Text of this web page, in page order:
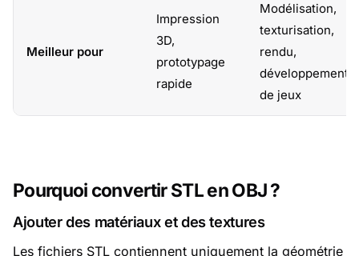
Meilleur pour
Impression
3D,
prototypage
rapide
Modélisation,
texturisation,
rendu,
développement
de jeux
Pourquoi convertir STL en OBJ ?
Ajouter des matériaux et des textures
Les fichiers STL contiennent uniquement la géométrie